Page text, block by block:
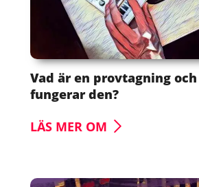
Vad är en provtagning
fungerar den?
LÄS MER OM